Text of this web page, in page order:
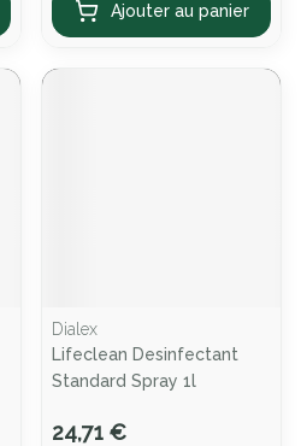
Ajouter au panier
Dialex
Lifeclean Desinfectant
Standard Spray 1l
24,71 €